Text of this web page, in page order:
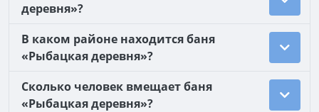
деревня»?
В каком районе находится баня
«Рыбацкая деревня»?
Сколько человек вмещает баня
«Рыбацкая деревня»?